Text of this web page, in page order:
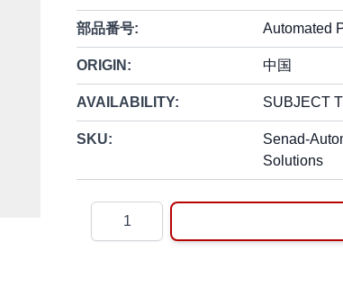
部品番号: Automated
ORIGIN: 中国
AVAILABILITY: SUBJECT
SKU:
Senad-
Solutions